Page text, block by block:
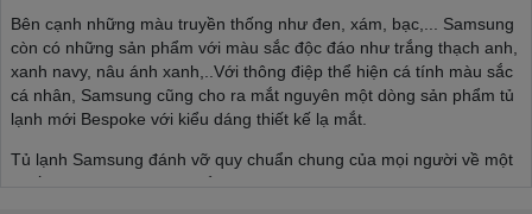
Bên cạnh những màu truyền thống như đen, xám, bạc,... Samsung
còn có những sản phẩm với màu sắc độc đáo như trắng thạch anh,
xanh navy, nâu ánh xanh,..Với thông điệp thể hiện cá tính màu sắc
cá nhân, Samsung cũng cho ra mắt nguyên một dòng sản phẩm tủ
lạnh mới Bespoke với kiểu dáng thiết kế lạ mắt.
Tủ lạnh Samsung đánh vỡ quy chuẩn chung của mọi người về một
chiếc tủ lạnh, thoải mái thể hiện phong cách cá nhân, phù hợp với